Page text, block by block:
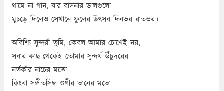
থামে না গান, যার বাসনার ডালগুলো
মুচড়ে দিলেও সেখানে ফুলের উৎসব দিনভর রাতভর।
অবিশ্যি সুন্দরী তুমি, কেবল আমার চোখেই নয়,
সবার কাছ থেকেই তোমার সুন্দর্য উঁচুদরের
নর্তকীর নাচের মতো
কিংবা সঙ্গীতসিদ্ধ গুণীর তানের মতো